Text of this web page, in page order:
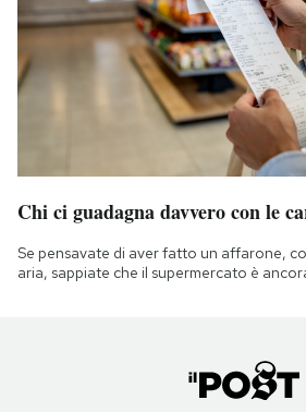
Chi ci guadagna davvero con le
Se pensavate di aver fatto un affarone,
aria, sappiate che il supermercato è